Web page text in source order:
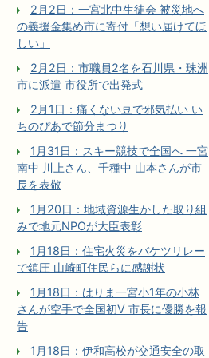
2月2日：一宮北中生徒会 被災地へ
の義援金集め市に寄付「想い届けてほ
しい」
2月2日：市職員2名を石川県・珠洲
市に派遣 市役所で出発式
2月1日：痛くない豆で邪気払い い
ちのぴあで節分まつり
1月31日：スキー競技で全国へ 一宮
南中 川上さん、千種中 山本さんが市
長を表敬
1月20日：地域資源生かした取り組
みで地元NPOが大臣表彰
1月18日：住宅火災をバケツリレー
で鎮圧 山崎町住民らに感謝状
1月18日：はりま一宮小1年の小林
さんが空手で全国初V 市長に優勝を報
告
1月18日：伊和高校が交通安全の取